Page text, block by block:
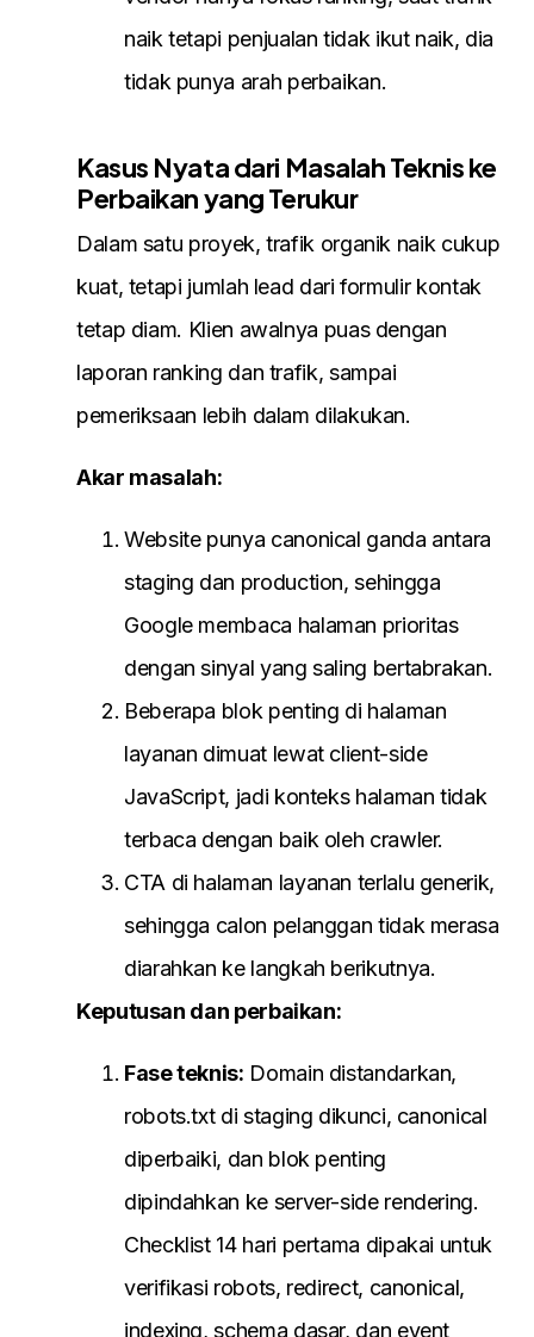
naik tetapi penjualan tidak ikut naik, dia
tidak punya arah perbaikan.
Kasus Nyata dari Masalah Teknis ke
Perbaikan yang Terukur
Dalam satu proyek, trafik organik naik cukup
kuat, tetapi jumlah lead dari formulir kontak
tetap diam. Klien awalnya puas dengan
laporan ranking dan trafik, sampai
pemeriksaan lebih dalam dilakukan.
Akar masalah:
Website punya canonical ganda antara
staging dan production, sehingga
Google membaca halaman prioritas
dengan sinyal yang saling bertabrakan.
Beberapa blok penting di halaman
layanan dimuat lewat client-side
JavaScript, jadi konteks halaman tidak
terbaca dengan baik oleh crawler.
CTA di halaman layanan terlalu generik,
sehingga calon pelanggan tidak merasa
diarahkan ke langkah berikutnya.
Keputusan dan perbaikan:
Fase teknis: Domain distandarkan,
robots.txt di staging dikunci, canonical
diperbaiki, dan blok penting
dipindahkan ke server-side rendering.
Checklist 14 hari pertama dipakai untuk
verifikasi robots, redirect, canonical,
indexing, schema dasar, dan event